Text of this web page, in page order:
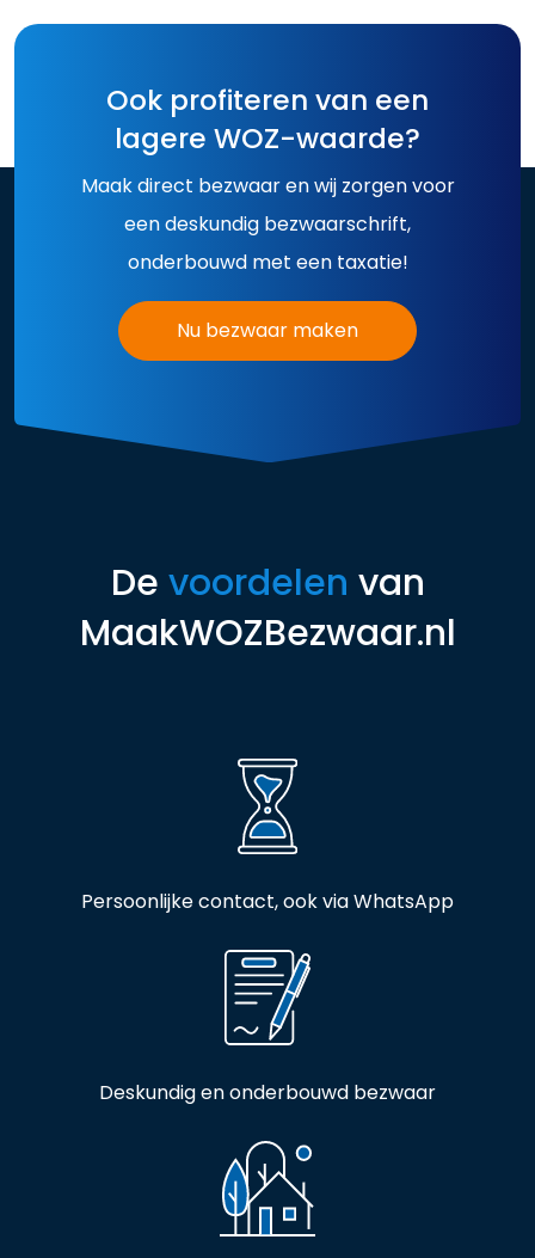
Ook profiteren van een
lagere WOZ-waarde?
Maak direct bezwaar en wij zorgen voor
een deskundig bezwaarschrift,
onderbouwd met een taxatie!
Nu bezwaar maken
De voordelen van
MaakWOZBezwaar.nl
Persoonlijke contact, ook via WhatsApp
Deskundig en onderbouwd bezwaar